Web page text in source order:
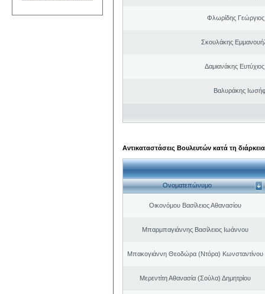
Φλωρίδης Γεώργιος
Σκουλάκης
Δαμιανάκης
Βαλυράκης
Αντικαταστάσεις Βουλευτών κατά τη
Ονοματεπώνυμο
Οικονόμου Βασίλειος Αθανασίου
Μπαρμπαγιάννης Βασίλειος Ιωάννου
Μπακογιάννη Θεοδώρα (Ντόρα) Κωνσταντίνου
Μερεντίτη Αθανασία (Σούλα) Δημητρίου